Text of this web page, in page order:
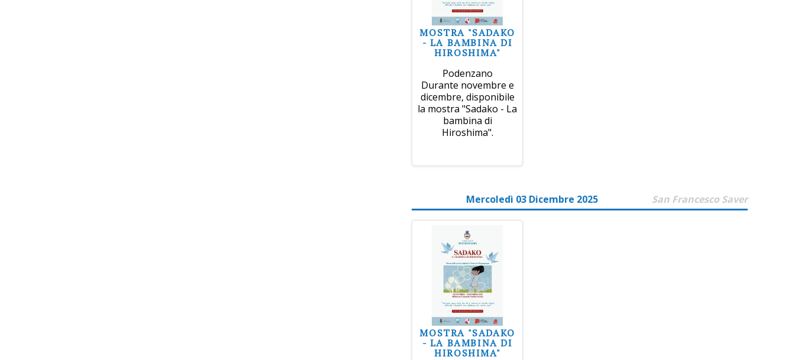
MOSTRA "SADAKO
- LA BAMBINA DI
HIROSHIMA"
Podenzano
Durante novembre e
dicembre, disponibile
la mostra "Sadako - La
bambina di
Hiroshima".
Mercoledì 03 Dicembre 2025 San Francesco Saver
MOSTRA "SADAKO
- LA BAMBINA DI
HIROSHIMA"